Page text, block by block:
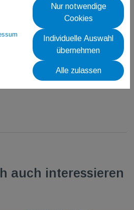
auch interessieren
Nur notwendige
Cookies
Individuelle Auswahl
übernehmen
Alle zulassen